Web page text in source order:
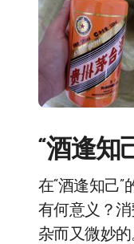
“酒逢知
在“酒逢知己
有何意义？
杂而又微妙的